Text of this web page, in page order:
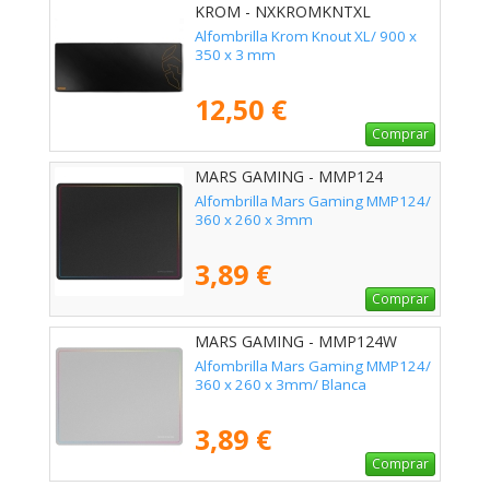
KROM - NXKROMKNTXL
Alfombrilla Krom Knout XL/ 900 x
350 x 3 mm
12,50 €
Comprar
MARS GAMING - MMP124
Alfombrilla Mars Gaming MMP124/
360 x 260 x 3mm
3,89 €
Comprar
MARS GAMING - MMP124W
Alfombrilla Mars Gaming MMP124/
360 x 260 x 3mm/ Blanca
3,89 €
Comprar